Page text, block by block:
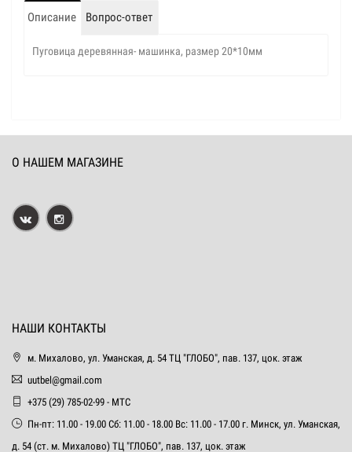
Описание Вопрос-ответ
Пуговица деревянная- машинка, размер 20*10мм
О НАШЕМ МАГАЗИНЕ
НАШИ КОНТАКТЫ
м. Михалово, ул. Уманская, д. 54 ТЦ "ГЛОБО", пав. 137, цок. этаж
uutbel@gmail.com
+375 (29) 785-02-99 - МТС
Пн-пт: 11.00 - 19.00 Сб: 11.00 - 18.00 Вс: 11.00 - 17.00 г. Минск, ул. Уманская,
д. 54 (ст. м. Михалово) ТЦ "ГЛОБО", пав. 137, цок. этаж